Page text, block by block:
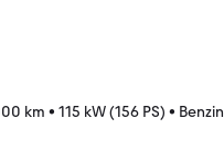
km • 115 kW (156 PS) • Benzin